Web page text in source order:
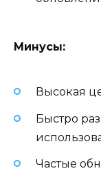
Минусы:
Высокая
Быстро
Частые